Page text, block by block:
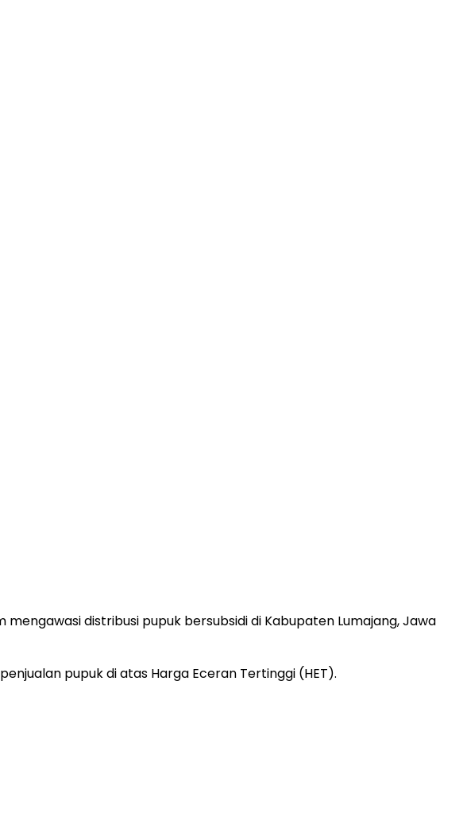
distribusi pupuk bersubsidi di Kabupaten Lumajang, Jawa
pupuk di atas Harga Eceran Tertinggi (HET).